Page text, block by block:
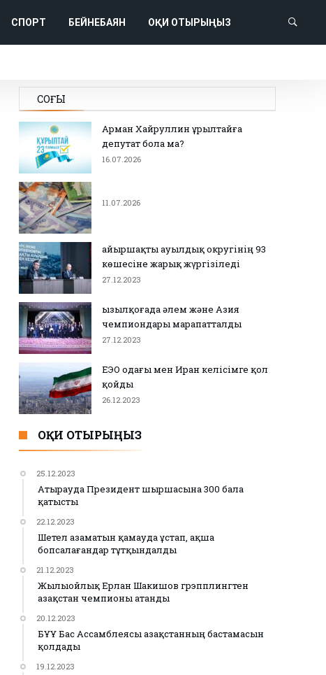
СПОРТ БЕЙНЕБАЯН ОҚИ ОТЫРЫҢЫЗ
СОҢҒЫ
Арман Хайруллин Құрылтайға
депутат бола ма?
16.07.2026
11.07.2026
Қайыршақты ауылдық округінің 93
көшесіне жарық жүргізіледі
27.12.2023
Қызылқоғада әлем және Азия
чемпиондары марапатталды
27.12.2023
ЕЭО одағы мен Иран келісімге қол
қойды
26.12.2023
ОҚИ ОТЫРЫҢЫЗ
25.12.2023
Атырауда Президент шыршасына 300 бала
қатысты
22.12.2023
Шетел азаматын қамауда ұстап, ақша
бопсалағандар тұтқындалды
21.12.2023
Жылыойлық Ерлан Шакишов грэпплингтен
Қазақстан чемпионы атанды
20.12.2023
БҰҰ Бас Ассамблеясы Қазақстанның бастамасын
қолдады
19.12.2023